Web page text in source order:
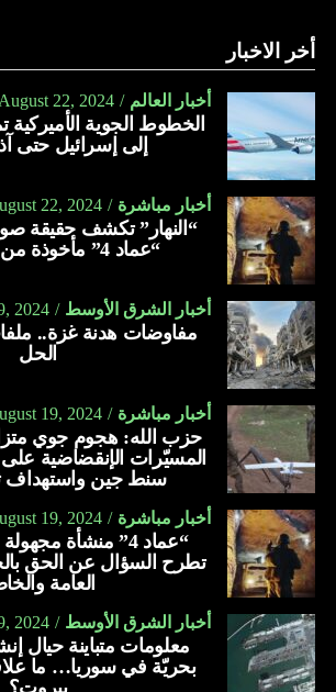
أخر الاخبار
أخبار العالم 22, 2024
الخطوط الجوية الأميركية
إلى إسرائيل حتى
أخبار مباشرة 22, 2024
“النهار” تكشف حقيقة
“عماد 4” مأخوذة من أوكرانيا….
أخبار الشرق الأوسط 2024
مفاوضات هدنة غزة..
الحل
أخبار مباشرة 19, 2024
حزب الله: هجوم جوي
المسيّرات الإنقضاضية على
سنط جين واستهداف
أخبار مباشرة 19, 2024
“عماد 4” منشأة
تطرح السؤال عن الحق
العامة
أخبار الشرق الأوسط 2024
معلومات متباينة حيال
بحريّة في سوريا… ما